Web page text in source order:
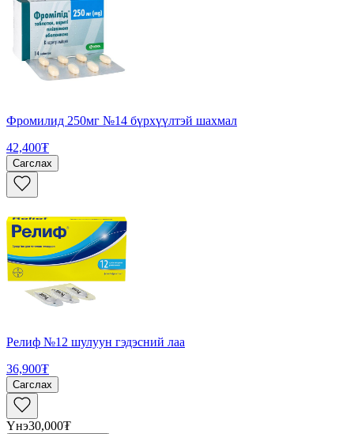
Фромилид 250мг №14 бүрхүүлтэй шахмал
42,400₮
Сагслах
Релиф №12 шулуун гэдэсний лаа
36,900₮
Сагслах
Үнэ30,000₮